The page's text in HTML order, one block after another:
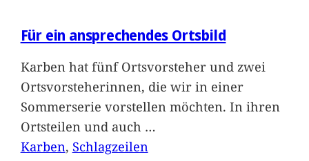
Für ein ansprechendes Ortsbild
Karben hat fünf Ortsvorsteher und zwei
Ortsvorsteherinnen, die wir in einer
Sommerserie vorstellen möchten. In ihren
Ortsteilen und auch …
Karben, Schlagzeilen